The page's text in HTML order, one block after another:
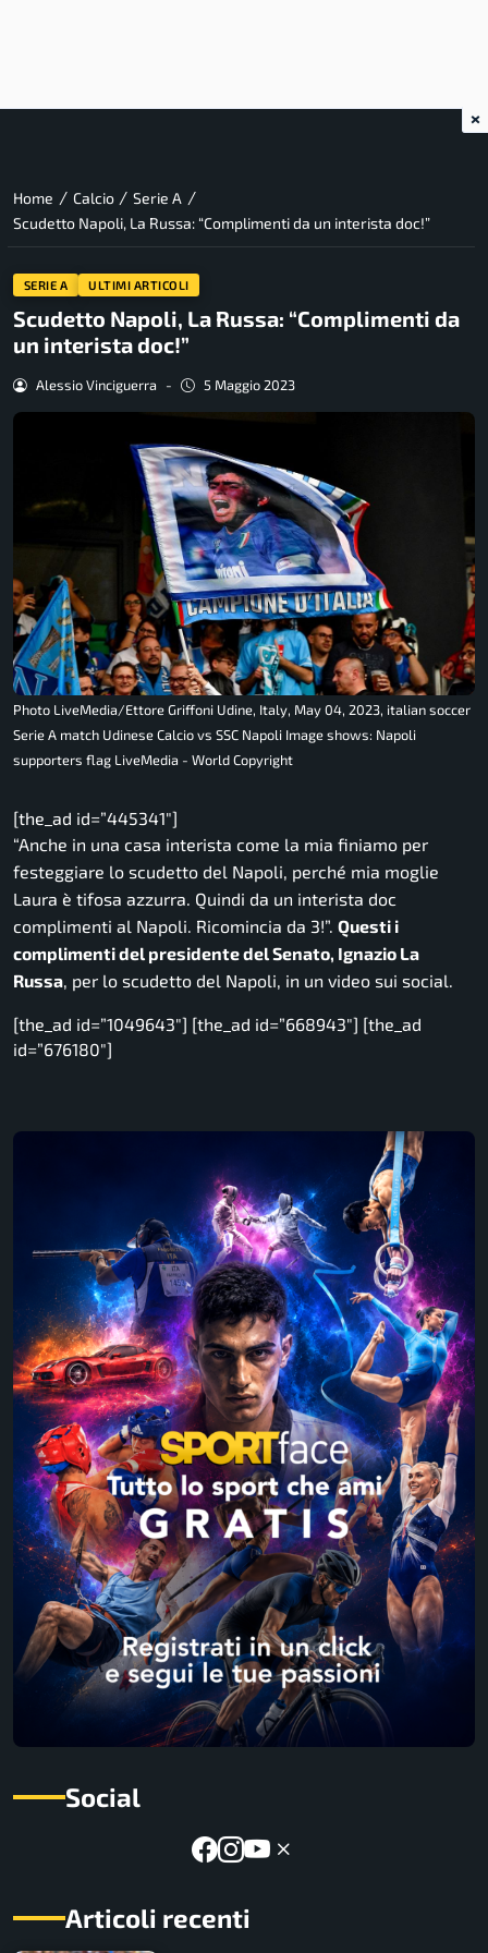
Home / Calcio / Serie A /
Scudetto Napoli, La Russa: “Complimenti da un interista doc!”
SERIE A ULTIMI ARTICOLI
Scudetto Napoli, La Russa: “Complimenti da
un interista doc!”
Alessio Vinciguerra - 5 Maggio 2023
Photo LiveMedia/Ettore Griffoni Udine, Italy, May 04, 2023, italian soccer
Serie A match Udinese Calcio vs SSC Napoli Image shows: Napoli
supporters flag LiveMedia - World Copyright
[the_ad id=”445341″]
“Anche in una casa interista come la mia finiamo per
festeggiare lo scudetto del Napoli, perché mia moglie
Laura è tifosa azzurra. Quindi da un interista doc
complimenti al Napoli. Ricomincia da 3!”. Questi i
complimenti del presidente del Senato, Ignazio La
Russa, per lo scudetto del Napoli, in un video sui social.
[the_ad id=”1049643″] [the_ad id=”668943″] [the_ad
id=”676180″]
Social
Articoli recenti
×